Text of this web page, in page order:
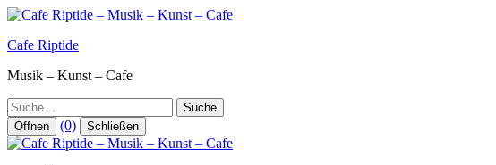
Zum
springen
Cafe Riptide
Musik – Kunst – Cafe
Suche
Öffnen (0) Schließen